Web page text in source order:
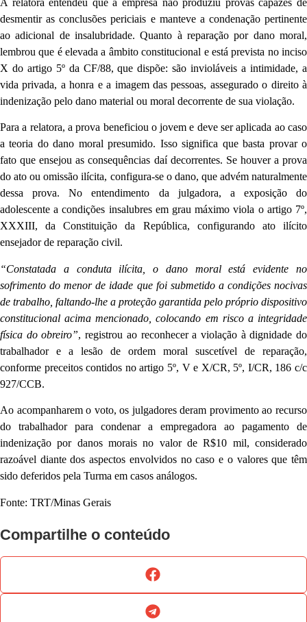
A relatora entendeu que a empresa não produziu provas capazes de
desmentir as conclusões periciais e manteve a condenação pertinente
ao adicional de insalubridade. Quanto à reparação por dano moral,
lembrou que é elevada a âmbito constitucional e está prevista no inciso
X do artigo 5º da CF/88, que dispõe: são invioláveis a intimidade, a
vida privada, a honra e a imagem das pessoas, assegurado o direito à
indenização pelo dano material ou moral decorrente de sua violação.
Para a relatora, a prova beneficiou o jovem e deve ser aplicada ao caso
a teoria do dano moral presumido. Isso significa que basta provar o
fato que ensejou as consequências daí decorrentes. Se houver a prova
do ato ou omissão ilícita, configura-se o dano, que advém naturalmente
dessa prova. No entendimento da julgadora, a exposição do
adolescente a condições insalubres em grau máximo viola o artigo 7º,
XXXIII, da Constituição da República, configurando ato ilícito
ensejador de reparação civil.
“Constatada a conduta ilícita, o dano moral está evidente no
sofrimento do menor de idade que foi submetido a condições nocivas
de trabalho, faltando-lhe a proteção garantida pelo próprio dispositivo
constitucional acima mencionado, colocando em risco a integridade
física do obreiro”, registrou ao reconhecer a violação à dignidade do
trabalhador e a lesão de ordem moral suscetível de reparação,
conforme preceitos contidos no artigo 5º, V e X/CR, 5º, I/CR, 186 c/c
927/CCB.
Ao acompanharem o voto, os julgadores deram provimento ao recurso
do trabalhador para condenar a empregadora ao pagamento de
indenização por danos morais no valor de R$10 mil, considerado
razoável diante dos aspectos envolvidos no caso e o valores que têm
sido deferidos pela Turma em casos análogos.
Fonte: TRT/Minas Gerais
Compartilhe o conteúdo